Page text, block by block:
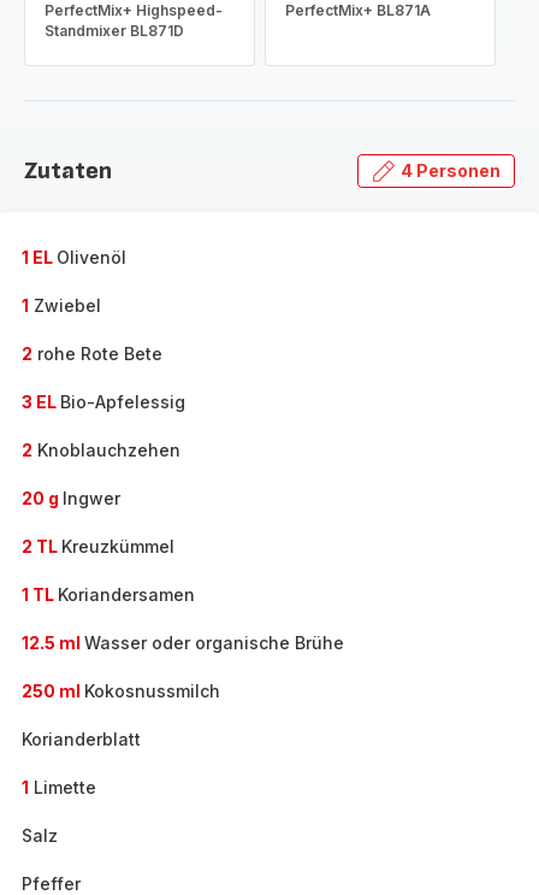
PerfectMix+ Highspeed-
Standmixer BL871D
PerfectMix+ BL871A
Zutaten 4 Personen
1 EL Olivenöl
1 Zwiebel
2 rohe Rote Bete
3 EL Bio-Apfelessig
2 Knoblauchzehen
20 g Ingwer
2 TL Kreuzkümmel
1 TL Koriandersamen
12.5 ml Wasser oder organische Brühe
250 ml Kokosnussmilch
Korianderblatt
1 Limette
Salz
Pfeffer